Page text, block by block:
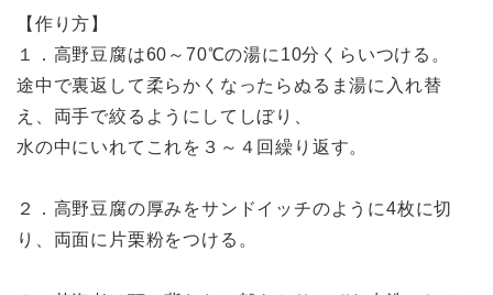
【作り方】
１．高野豆腐は60～70℃の湯に10分くらいつける。
途中で裏返して柔らかくなったらぬるま湯に入れ替
え、両手で絞るようにしてしぼり、
水の中にいれてこれを３～４回繰り返す。
２．高野豆腐の厚みをサンドイッチのように4枚に切
り、両面に片栗粉をつける。